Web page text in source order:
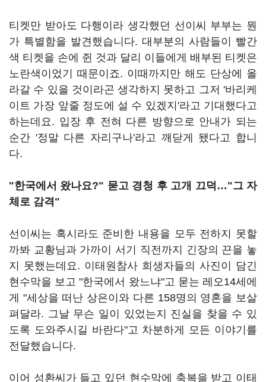
티켓만 받아도 다행이라 생각했던 선이씨 부부는 뭔
가 특별함을 발견했습니다. 대부분의 사람들이 빨간
색 티켓을 손에 쥔 것과 달리 이들에게 배부된 티켓은
노란색이었기 때문이죠. 이때까지만 해도 단상에 올
라갈 수 있을 것이라곤 생각하지 못하고 그저 '바리케
이트 가장 앞줄 정도에 설 수 있겠지'라고 기대했다고
하는데요. 입장 후 전혀 다른 방향으로 안내가 되는
순간 '정말 다른 자리구나'라고 깨닫게 됐다고 합니
다.
"한국에서 왔나요?" 묻고 경청 후 고개 끄덕…"그 자
체로 감격"
선이씨는 혹시라도 준비한 내용을 모두 전하지 못할
까봐 교황님과 가까이 서기 직전까지 긴장의 끈을 놓
지 못했는데요. 이태원참사 희생자들의 사진이 담긴
현수막을 보고 "한국에서 왔느냐"고 묻는 레오14세에
게 "세상을 떠난 상은이와 다른 158명의 영혼을 보살
펴달라. 그날 무슨 일이 있었는지 진실을 찾을 수 있
도록 도와주시길 바란다"고 차분하게 모든 이야기를
전달했습니다.
이어 성환씨가 들고 있던 현수막에 축복을 받고 이태